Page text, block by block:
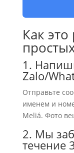
Как
1.
Zalo/
Отправьте
именем и
Meliá. Фото
2. Мы
течение